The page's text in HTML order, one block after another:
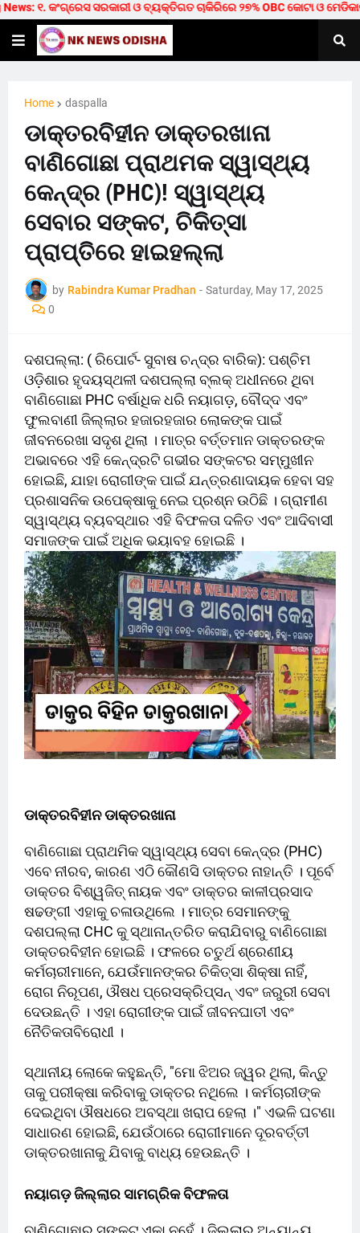
୧. କଂଗ୍ରେସ ସରକାରୀ ଓ ବ୍ୟକ୍ତିଗତ ଚାକିରିରେ ୨୭% OBC କୋଟା ଓ
Home daspalla
ଡାକ୍ତରବିହୀନ ଡାକ୍ତରଖାନା
ବାଣିଗୋଛା ପ୍ରାଥମକ ସ୍ୱାସ୍ଥ୍ୟ
କେନ୍ଦ୍ର (PHC)! ସ୍ୱାସ୍ଥ୍ୟ
ସେବାର ସଙ୍କଟ, ଚିକିତ୍ସା
ପ୍ରାପ୍ତିରେ ହାଇହଲ୍ଲା
by Rabindra Kumar Pradhan - Saturday, May 17, 2025
0
ଦଶପଲ୍ଲା: ( ରିପୋର୍ଟ- ସୁବାଷ ଚନ୍ଦ୍ର ବାରିକ): ପଶ୍ଚିମ
ଓଡ଼ିଶାର ହୃଦୟସ୍ଥଳୀ ଦଶପଲ୍ଲା ବ୍ଲକ୍ ଅଧୀନରେ ଥିବା
ବାଣିଗୋଛା PHC ବର୍ଷାଧିକ ଧରି ନୟାଗଡ଼, ବୌଦ୍ଦ ଏବଂ
ଫୁଲବାଣୀ ଜିଲ୍ଲାର ହଜାରହଜାର ଲୋକଙ୍କ ପାଇଁ
ଜୀବନରେଖା ସଦୃଶ ଥିଲା । ମାତ୍ର ବର୍ତ୍ତମାନ ଡାକ୍ତରଙ୍କ
ଅଭାବରେ ଏହି କେନ୍ଦ୍ରଟି ଗଭୀର ସଙ୍କଟର ସମ୍ମୁଖୀନ
ହୋଇଛି, ଯାହା ରୋଗୀଙ୍କ ପାଇଁ ଯନ୍ତ୍ରଣାଦାୟକ ହେବା ସହ
ପ୍ରଶାସନିକ ଉପେକ୍ଷାକୁ ନେଇ ପ୍ରଶ୍ନ ଉଠିଛି । ଗ୍ରାମୀଣ
ସ୍ୱାସ୍ଥ୍ୟ ବ୍ୟବସ୍ଥାର ଏହି ବିଫଳତା ଦଳିତ ଏବଂ ଆଦିବାସୀ
ସମାଜଙ୍କ ପାଇଁ ଅଧିକ ଭୟାବହ ହୋଇଛି ।
ଡାକ୍ତରବିହୀନ ଡାକ୍ତରଖାନା
ବାଣିଗୋଛା ପ୍ରାଥମିକ ସ୍ୱାସ୍ଥ୍ୟ ସେବା କେନ୍ଦ୍ର (PHC)
ଏବେ ନୀରବ, କାରଣ ଏଠି କୌଣସି ଡାକ୍ତର ନାହାନ୍ତି । ପୂର୍ବେ
ଡାକ୍ତର ବିଶ୍ୱଜିତ୍ ନାୟକ ଏବଂ ଡାକ୍ତର କାଳୀପ୍ରସାଦ
ଷଢଙ୍ଗୀ ଏହାକୁ ଚଳାଉଥିଲେ । ମାତ୍ର ସେମାନଙ୍କୁ
ଦଶପଲ୍ଲା CHC କୁ ସ୍ଥାନାନ୍ତରିତ କରାଯିବାରୁ ବାଣିଗୋଛା
ଡାକ୍ତରବିହୀନ ହୋଇଛି । ଫଳରେ ଚତୁର୍ଥ ଶ୍ରେଣୀୟ
କର୍ମଚାରୀମାନେ, ଯେଉଁମାନଙ୍କର ଚିକିତ୍ସା ଶିକ୍ଷା ନାହିଁ,
ରୋଗ ନିରୂପଣ, ଔଷଧ ପ୍ରେସକ୍ରିପ୍ସନ୍ ଏବଂ ଜରୁରୀ ସେବା
ଦେଉଛନ୍ତି । ଏହା ରୋଗୀଙ୍କ ପାଇଁ ଜୀବନଘାତୀ ଏବଂ
ନୈତିକତାବିରୋଧୀ ।
ସ୍ଥାନୀୟ ଲୋକେ କହୁଛନ୍ତି, "ମୋ ଝିଅର ଜ୍ୱର ଥିଲା, କିନ୍ତୁ
ତାକୁ ପରୀକ୍ଷା କରିବାକୁ ଡାକ୍ତର ନଥିଲେ । କର୍ମଚାରୀଙ୍କ
ଦେଇଥିବା ଔଷଧରେ ଅବସ୍ଥା ଖରାପ ହେଲା ।" ଏଭଳି ଘଟଣା
ସାଧାରଣ ହୋଇଛି, ଯେଉଁଠାରେ ରୋଗୀମାନେ ଦୂରବର୍ତ୍ତୀ
ଡାକ୍ତରଖାନାକୁ ଯିବାକୁ ବାଧ୍ୟ ହେଉଛନ୍ତି ।
ନୟାଗଡ଼ ଜିଲ୍ଲାର ସାମଗ୍ରିକ ବିଫଳତା